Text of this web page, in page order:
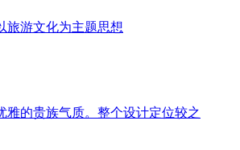
旅游文化为主题思想
的贵族气质。整个设计定位较之